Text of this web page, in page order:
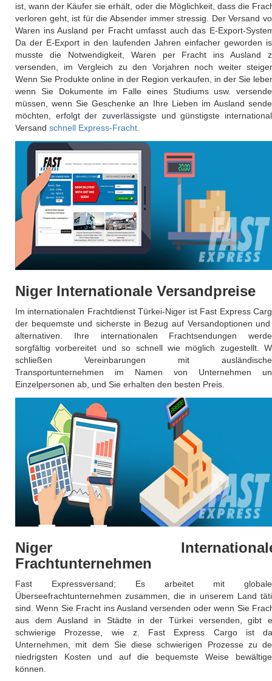
ist, wann der Käufer sie erhält, oder die Möglichkeit, dass die
verloren geht, ist für die Absender immer stressig. Der Versand
Waren ins Ausland per Fracht umfasst auch das E-Export-
Da der E-Export in den laufenden Jahren einfacher geworden
musste die Notwendigkeit, Waren per Fracht ins Ausland
versenden, im Vergleich zu den Vorjahren noch weiter
Wenn Sie Produkte online in der Region verkaufen, in der Sie
wenn Sie Dokumente im Falle eines Studiums usw.
müssen, wenn Sie Geschenke an Ihre Lieben im Ausland
möchten, erfolgt der zuverlässigste und günstigste
Versand schnell Express-Fracht.
Niger Internationale Versandpreise
Im internationalen Frachtdienst Türkei-Niger ist Fast Express
der bequemste und sicherste in Bezug auf Versandoptionen
alternativen. Ihre internationalen Frachtsendungen
sorgfältig vorbereitet und so schnell wie möglich zugestellt.
schließen Vereinbarungen mit
Transportunternehmen im Namen von Unternehmen
Einzelpersonen ab, und Sie erhalten den besten Preis.
Niger
Frachtunternehmen
Fast Expressversand; Es arbeitet mit
Überseefrachtunternehmen zusammen, die in unserem Land
sind. Wenn Sie Fracht ins Ausland versenden oder wenn Sie
aus dem Ausland in Städte in der Türkei versenden, gibt
schwierige Prozesse, wie z. Fast Express Cargo ist
Unternehmen, mit dem Sie diese schwierigen Prozesse zu
niedrigsten Kosten und auf die bequemste Weise
können.